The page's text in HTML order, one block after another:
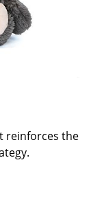
reinforces the